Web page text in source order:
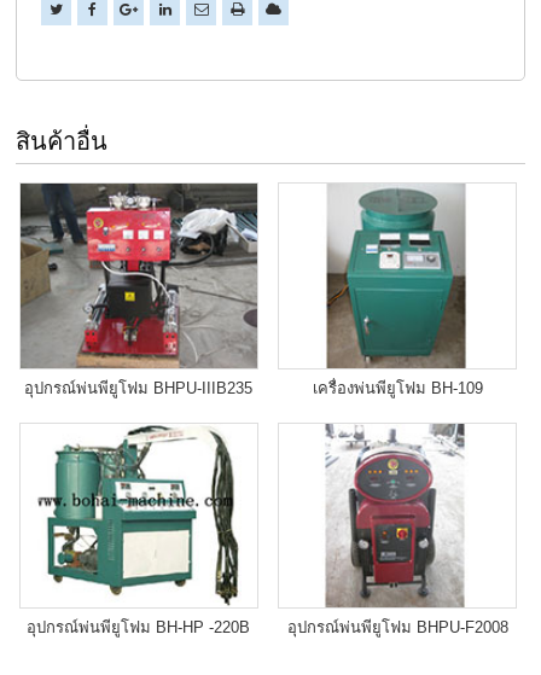
สินค้าอื่น
อุปกรณ์พ่นพียูโฟม BHPU-IIIB235 เครื่องพ่นพียูโฟม BH-109
อุปกรณ์พ่นพียูโฟม BH-HP -220B อุปกรณ์พ่นพียูโฟม BHPU-F2008